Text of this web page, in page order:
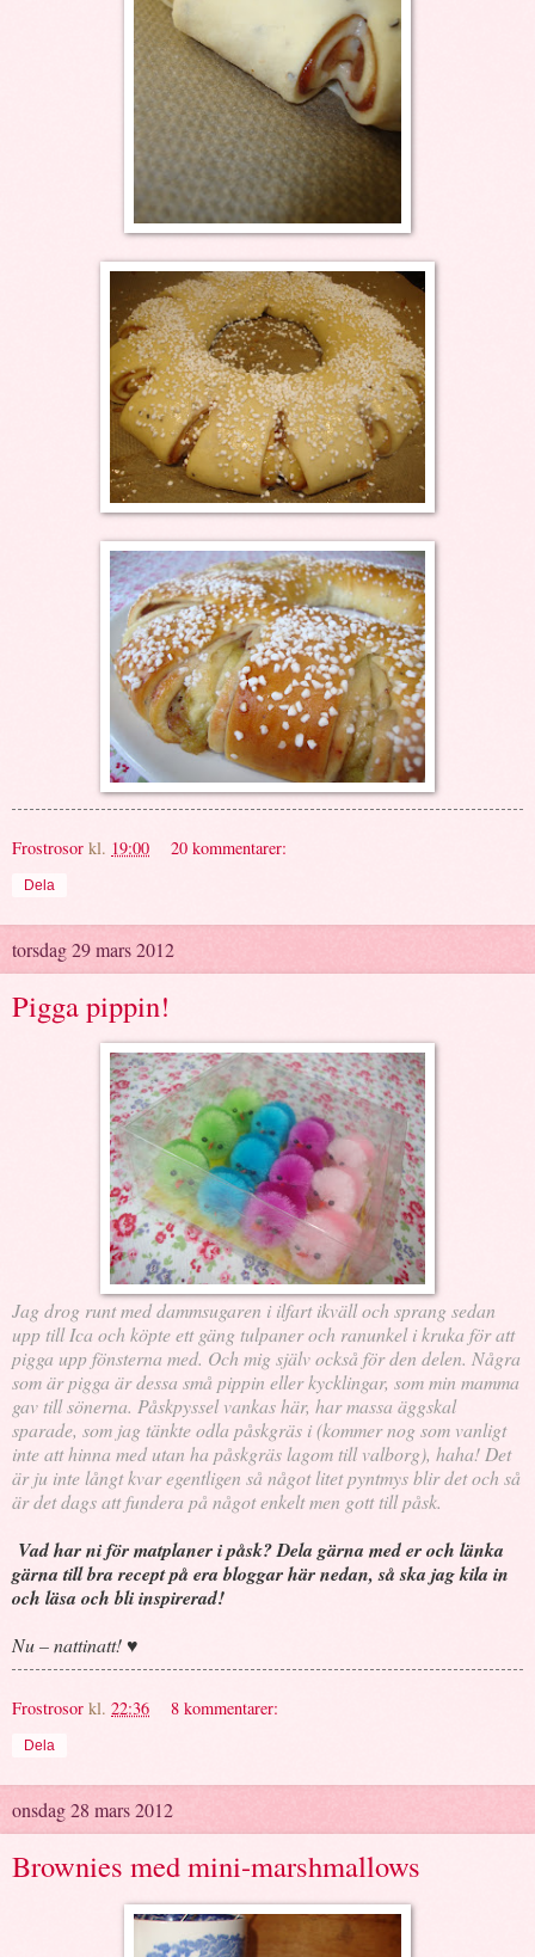
Frostrosor kl. 19:00 20 kommentarer:
Dela
torsdag 29 mars 2012
Pigga pippin!
Jag drog runt med dammsugaren i ilfart ikväll och sprang sedan
upp till Ica och köpte ett gäng tulpaner och ranunkel i kruka för att
pigga upp fönsterna med. Och mig själv också för den delen. Några
som är pigga är dessa små pippin eller kycklingar, som min mamma
gav till sönerna. Påskpyssel vankas här, har massa äggskal
sparade, som jag tänkte odla påskgräs i (kommer nog som vanligt
inte att hinna med utan ha påskgräs lagom till valborg), haha! Det
är ju inte långt kvar egentligen så något litet pyntmys blir det och så
är det dags att fundera på något enkelt men gott till påsk.
Vad har ni för matplaner i påsk? Dela gärna med er och länka
gärna till bra recept på era bloggar här nedan, så ska jag kila in
och läsa och bli inspirerad!
Nu – nattinatt! ♥
Frostrosor kl. 22:36 8 kommentarer:
Dela
onsdag 28 mars 2012
Brownies med mini-marshmallows